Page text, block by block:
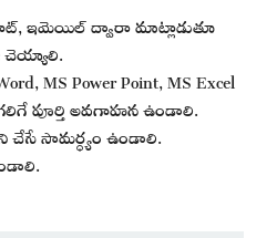
చాట్, ఇమెయిల్ ద్వారా మాట్లాడుతూ
చెయ్యాలి.
MS Power Point, MS Excel
పూర్తి అవగాహన ఉండాలి.
సామర్ధ్యం ఉండాలి.